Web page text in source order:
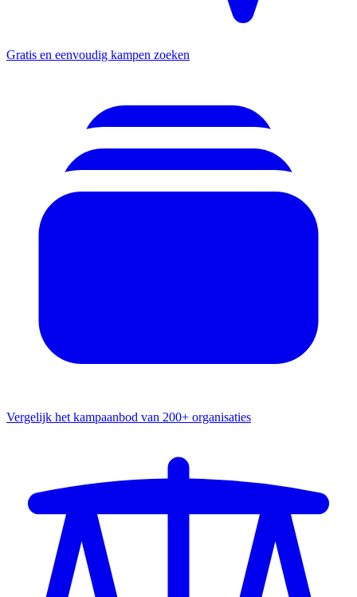
Gratis en eenvoudig kampen zoeken
Vergelijk het kampaanbod van 200+ organisaties